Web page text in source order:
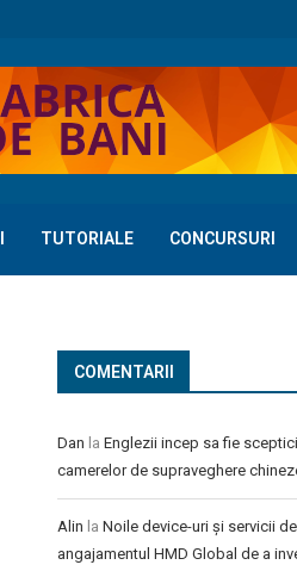
TUTORIALE CONCURSURI
COMENTARII
Dan la Englezii incep sa fie
camerelor de supraveghere
Alin la Noile device-uri și servicii
angajamentul HMD Global de a